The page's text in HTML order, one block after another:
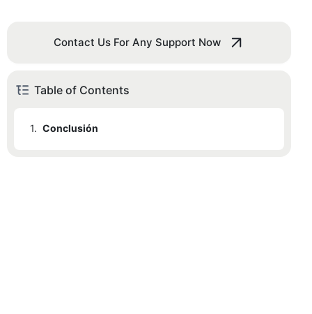
Contact Us For Any Support Now
Table of Contents
1. Conclusión